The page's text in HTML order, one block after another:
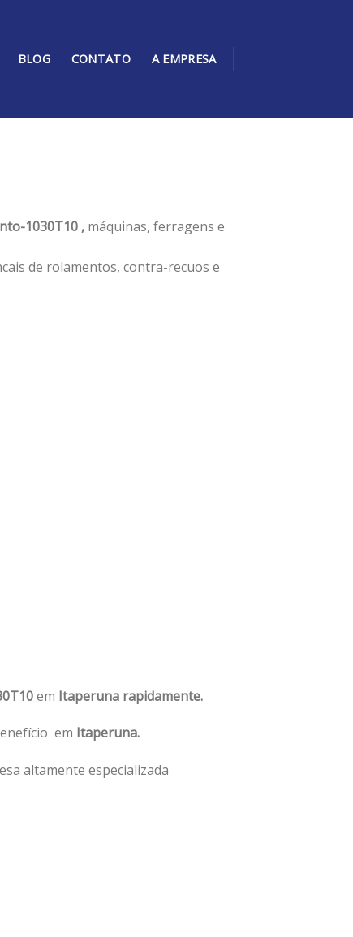
BLOG CONTATO A EMPRESA
1030T10 , máquinas, ferragens e
de rolamentos, contra-recuos e
em Itaperuna rapidamente.
em Itaperuna.
altamente especializada